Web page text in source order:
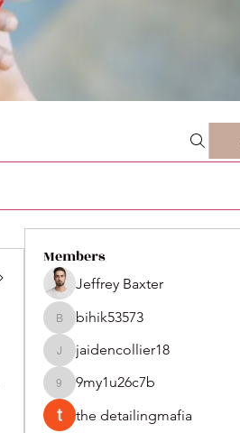
Members
Jeffrey Baxter
bihik53573
bihik53573
jaidencollier18
jaidencollier18
9my1u26c7b
9my1u26c7b
the detailingmafia